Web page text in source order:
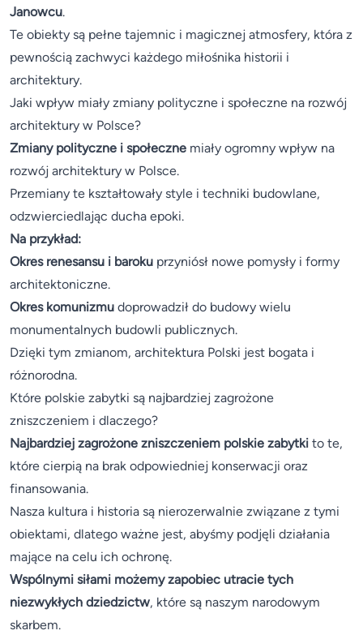
Janowcu.
Te obiekty są pełne tajemnic i magicznej atmosfery, która z
pewnością zachwyci każdego miłośnika historii i
architektury.
Jaki wpływ miały zmiany polityczne i społeczne na rozwój
architektury w Polsce?
Zmiany polityczne i społeczne miały ogromny wpływ na
rozwój architektury w Polsce.
Przemiany te kształtowały style i techniki budowlane,
odzwierciedlając ducha epoki.
Na przykład:
Okres renesansu i baroku przyniósł nowe pomysły i formy
architektoniczne.
Okres komunizmu doprowadził do budowy wielu
monumentalnych budowli publicznych.
Dzięki tym zmianom, architektura Polski jest bogata i
różnorodna.
Które polskie zabytki są najbardziej zagrożone
zniszczeniem i dlaczego?
Najbardziej zagrożone zniszczeniem polskie zabytki to te,
które cierpią na brak odpowiedniej konserwacji oraz
finansowania.
Nasza kultura i historia są nierozerwalnie związane z tymi
obiektami, dlatego ważne jest, abyśmy podjęli działania
mające na celu ich ochronę.
Wspólnymi siłami możemy zapobiec utracie tych
niezwykłych dziedzictw, które są naszym narodowym
skarbem.